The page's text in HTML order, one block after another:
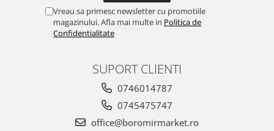
Dulciurile FeleaculVreau sa primesc newsletter cu promotiile
magazinului. Afla mai multe in Politica de
Confidentialitate
SUPORT CLIENTI
0746014787
0745475747
office@boromirmarket.ro